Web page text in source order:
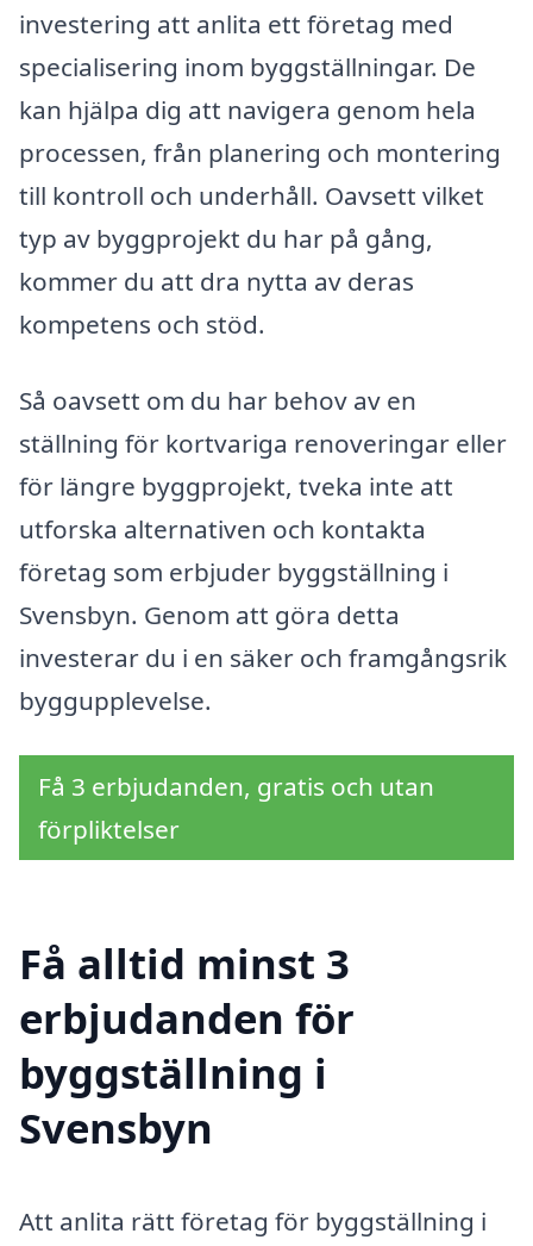
investering att anlita ett företag med
specialisering inom byggställningar. De
kan hjälpa dig att navigera genom hela
processen, från planering och montering
till kontroll och underhåll. Oavsett vilket
typ av byggprojekt du har på gång,
kommer du att dra nytta av deras
kompetens och stöd.
Så oavsett om du har behov av en
ställning för kortvariga renoveringar eller
för längre byggprojekt, tveka inte att
utforska alternativen och kontakta
företag som erbjuder byggställning i
Svensbyn. Genom att göra detta
investerar du i en säker och framgångsrik
byggupplevelse.
Få 3 erbjudanden, gratis och utan
förpliktelser
Få alltid minst 3
erbjudanden för
byggställning i
Svensbyn
Att anlita rätt företag för byggställning i